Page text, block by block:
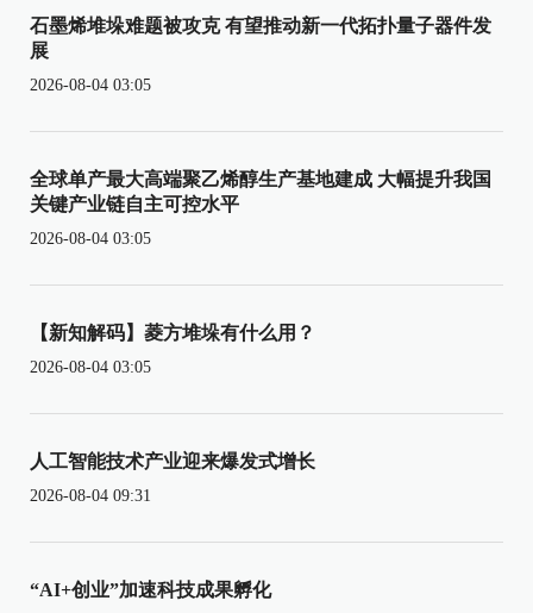
石墨烯堆垛难题被攻克 有望推动新一代拓扑量子器件发
展
2026-08-04 03:05
全球单产最大高端聚乙烯醇生产基地建成 大幅提升我国
关键产业链自主可控水平
2026-08-04 03:05
【新知解码】菱方堆垛有什么用？
2026-08-04 03:05
人工智能技术产业迎来爆发式增长
2026-08-04 09:31
“AI+创业”加速科技成果孵化